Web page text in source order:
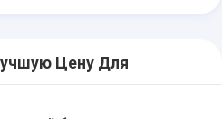
Цену Для